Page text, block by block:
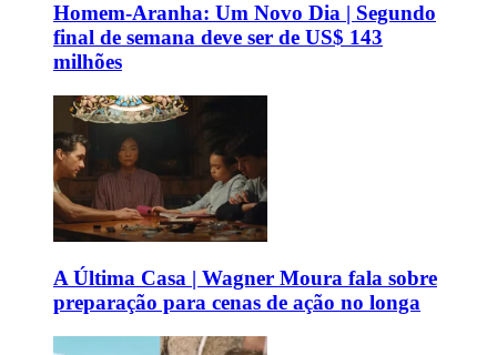
Homem-Aranha: Um Novo Dia | Segundo
final de semana deve ser de US$ 143
milhões
A Última Casa | Wagner Moura fala sobre
preparação para cenas de ação no longa